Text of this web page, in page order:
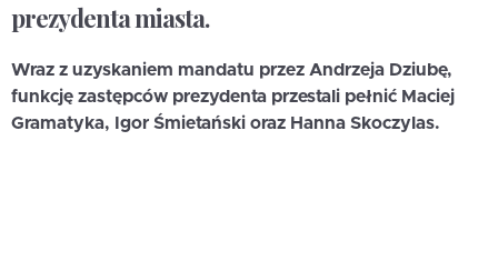
prezydenta miasta.
Wraz z uzyskaniem mandatu przez Andrzeja Dziubę,
funkcję zastępców prezydenta przestali pełnić Maciej
Gramatyka, Igor Śmietański oraz Hanna Skoczylas.